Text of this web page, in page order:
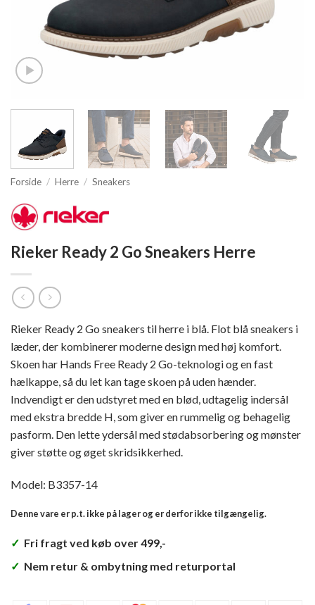
Forside / Herre / Sneakers
Rieker Ready 2 Go Sneakers Herre
Rieker Ready 2 Go sneakers til herre i blå. Flot blå sneakers i
læder, der kombinerer moderne design med høj komfort.
Skoen har Hands Free Ready 2 Go-teknologi og en fast
hælkappe, så du let kan tage skoen på uden hænder.
Indvendigt er den udstyret med en blød, udtagelig indersål
med ekstra bredde H, som giver en rummelig og behagelig
pasform. Den lette ydersål med stødabsorbering og mønster
giver støtte og øget skridsikkerhed.
Model: B3357-14
Denne vare er p.t. ikke på lager og er derfor ikke tilgængelig.
✓ Fri fragt ved køb over 499,-
✓ Nem retur & ombytning med returportal